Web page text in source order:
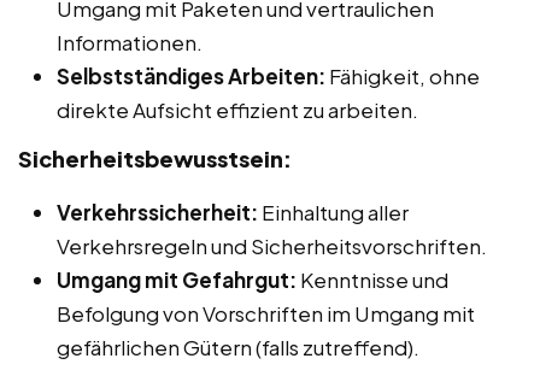
Umgang mit Paketen und vertraulichen
Informationen.
Selbstständiges Arbeiten: Fähigkeit, ohne
direkte Aufsicht effizient zu arbeiten.
Sicherheitsbewusstsein:
Verkehrssicherheit: Einhaltung aller
Verkehrsregeln und Sicherheitsvorschriften.
Umgang mit Gefahrgut: Kenntnisse und
Befolgung von Vorschriften im Umgang mit
gefährlichen Gütern (falls zutreffend).